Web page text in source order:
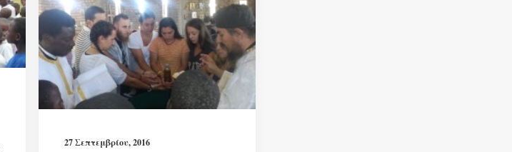
27 Σεπτεμβρίου, 2016